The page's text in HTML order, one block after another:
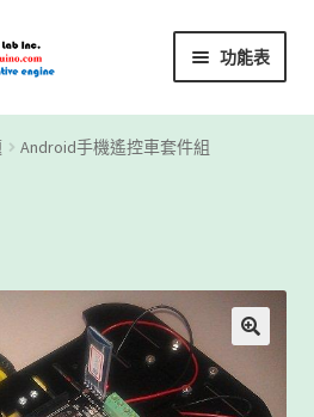
功能表
Android手機遙控車套件組